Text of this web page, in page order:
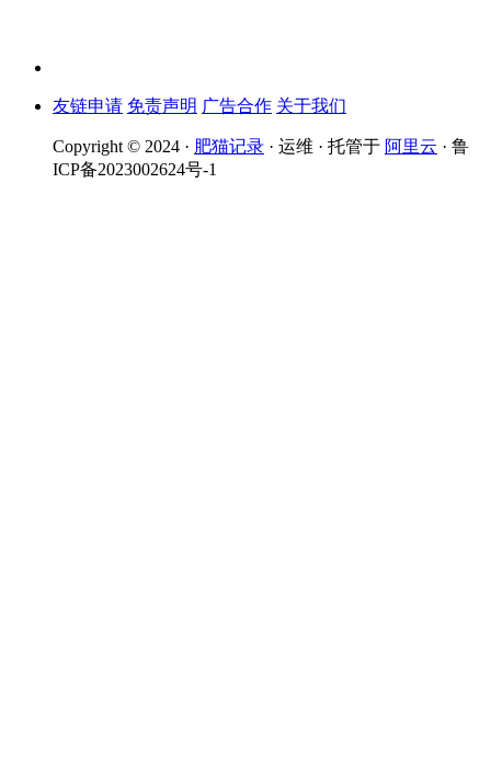
友链申请 免责声明 广告合作 关于我们
Copyright © 2024 · 肥猫记录 · 运维 · 托管于 阿里云 · 鲁
ICP备2023002624号-1